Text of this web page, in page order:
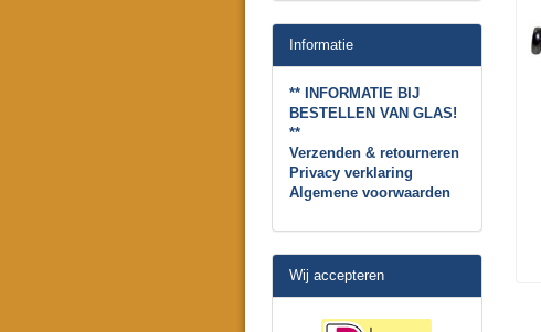
Informatie
** INFORMATIE BIJ
BESTELLEN VAN GLAS!
**
Verzenden & retourneren
Privacy verklaring
Algemene voorwaarden
Wij accepteren